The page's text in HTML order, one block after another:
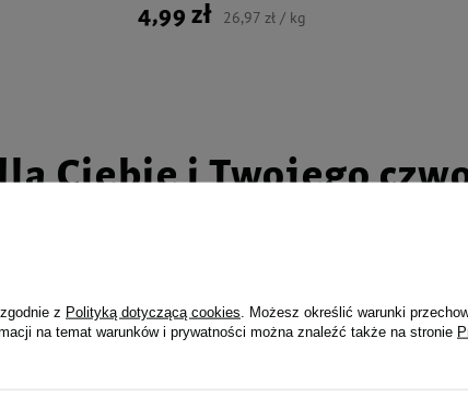
4,99 zł 26,97 zł / kg
Ciebie i Twojego
w
Zolux TPR POP Zabawka gryzak dla psa piłka
turkusowa 7,5 cm
z Polityką dotyczącą cookies . Możesz określić warunki
na temat warunków i prywatności można znaleźć także na stronie